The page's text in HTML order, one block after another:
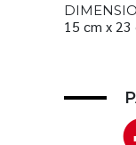
15 cm x 23